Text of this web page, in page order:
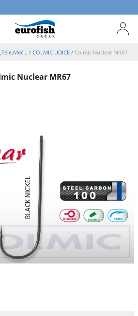
/ COLMIC UDICE / Colmic Nuclear MR67
Nuclear MR67